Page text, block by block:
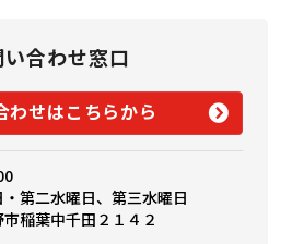
い合わせ窓口
わせはこちらから
第二水曜日、第三水曜日
稲葉中千田２１４２